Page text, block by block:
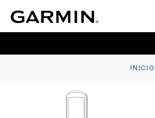
INICIO